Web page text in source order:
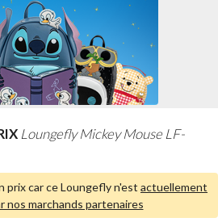
Loungefly Mickey Mouse LF-
prix car ce Loungefly n'est actuellement
nos marchands partenaires